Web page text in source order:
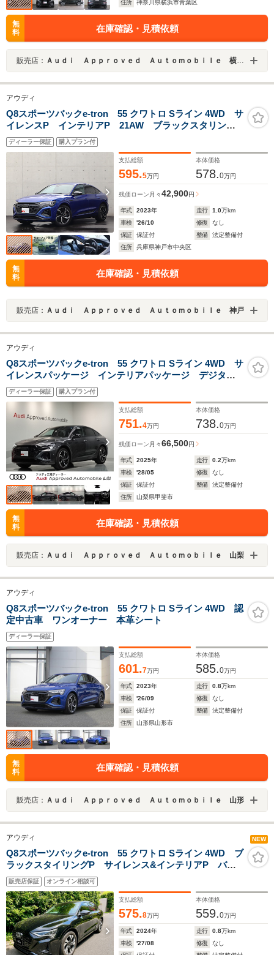
住所
神奈川県横浜市青葉区
無
料
在庫確認・見積依頼
販売店： Ａｕｄｉ Ａｐｐｒｏｖｅｄ Ａｕｔｏｍｏｂｉｌｅ 横浜青葉
アウディ
Q8スポーツバックe-tron 55 クワトロ Sライン 4WD サ
イレンスP インテリアP 21AW ブラックスタリング
P アダプティブクルーズコントロール サイドアシス
ト レーンキープ 全方位カメラ 前後センサー
Bluetooth接続 バーチャルコックピット マトリクス
LED
ディーラー保証 購入プラン付
支払総額
595.5万円
本体価格
578.0万円
残価ローン 月々42,900円
年式 2023年 走行 1.0万km
車検
'26/10 修復
なし
保証
保証付 整備
法定整備付
住所
兵庫県神戸市中央区
無
料
在庫確認・見積依頼
販売店： Ａｕｄｉ Ａｐｐｒｏｖｅｄ Ａｕｔｏｍｏｂｉｌｅ 神戸
アウディ
Q8スポーツバックe-tron 55 クワトロ Sライン 4WD サ
イレンスパッケージ インテリアパッケージ デジタル
マトリクスLED ダークアウディリングス&ブラックスタ
イリング オプション21インチアルミ
ディーラー保証 購入プラン付
支払総額
751.4万円
本体価格
738.0万円
残価ローン 月々66,500円
年式 2025年 走行 0.2万km
車検
'28/05 修復
なし
保証
保証付 整備
法定整備付
住所
山梨県甲斐市
無
料
在庫確認・見積依頼
販売店： Ａｕｄｉ Ａｐｐｒｏｖｅｄ Ａｕｔｏｍｏｂｉｌｅ 山梨
アウディ
Q8スポーツバックe-tron 55 クワトロ Sライン 4WD 認
定中古車 ワンオーナー 本革シート
ディーラー保証
支払総額
601.7万円
本体価格
585.0万円
年式 2023年 走行 0.8万km
車検
'26/09 修復
なし
保証
保証付 整備
法定整備付
住所
山形県山形市
無
料
在庫確認・見積依頼
販売店： Ａｕｄｉ Ａｐｐｒｏｖｅｄ Ａｕｔｏｍｏｂｉｌｅ 山形
アウディ NEW
Q8スポーツバックe-tron 55 クワトロ Sライン 4WD ブ
ラックスタイリングP サイレンス&インテリアP バン
グ&オルフセン3Dサウンドシステム パワークロージン
グドア フロント&リアシートヒーター 電動リゲート
販売店保証 オンライン相談可
支払総額
575.8万円
本体価格
559.0万円
年式 2024年 走行 0.8万km
車検
'27/08 修復
なし